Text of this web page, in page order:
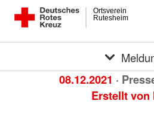
Rutesheim
Ortsverein
08.12.2021 ·
Erstellt von